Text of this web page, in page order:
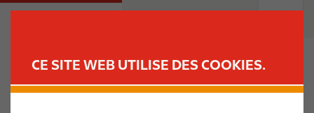
CE SITE WEB UTILISE DES COOKIES.
M
a
TROUVER UNE STATION